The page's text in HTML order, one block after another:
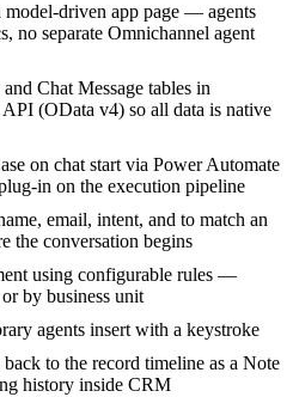
model-driven app page — agents
no separate Omnichannel agent
Chat Message tables in
(OData v4) so all data is native
on chat start via Power Automate
in on the execution pipeline
email, intent, and to match an
the conversation begins
using configurable rules —
by business unit
agents insert with a keystroke
to the record timeline as a Note
history inside CRM